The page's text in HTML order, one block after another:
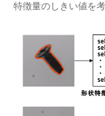
特徴量のしきい値を